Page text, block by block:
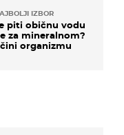
IZBOR
piti običnu vodu
za mineralnom?
organizmu